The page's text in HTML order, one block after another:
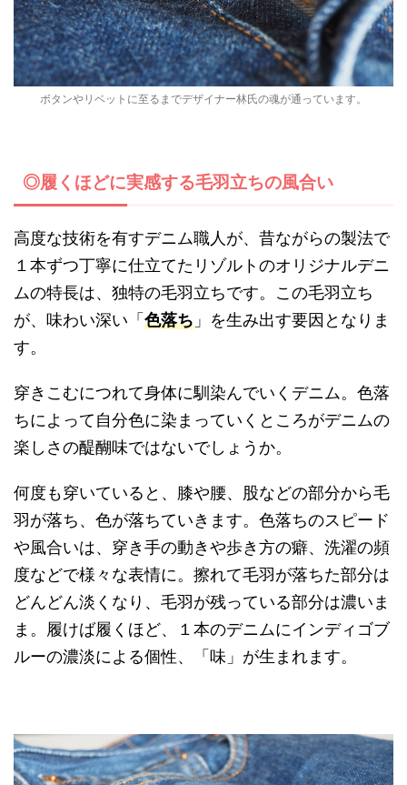
ボタンやリベットに至るまでデザイナー林氏の魂が通っています。
◎履くほどに実感する毛羽立ちの風合い
高度な技術を有すデニム職人が、昔ながらの製法で
１本ずつ丁寧に仕立てたリゾルトのオリジナルデニ
ムの特長は、独特の毛羽立ちです。この毛羽立ち
が、味わい深い「色落ち 」を生み出す要因となりま
す。
穿きこむにつれて身体に馴染んでいくデニム。色落
ちによって自分色に染まっていくところがデニムの
楽しさの醍醐味ではないでしょうか。
何度も穿いていると、膝や腰、股などの部分から毛
羽が落ち、色が落ちていきます。色落ちのスピード
や風合いは、穿き手の動きや歩き方の癖、洗濯の頻
度などで様々な表情に。擦れて毛羽が落ちた部分は
どんどん淡くなり、毛羽が残っている部分は濃いま
ま。履けば履くほど、１本のデニムにインディゴブ
ルーの濃淡による個性、「味」が生まれます。